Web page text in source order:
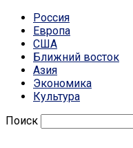
Россия
Европа
США
Ближний восток
Азия
Экономика
Культура
Поиск